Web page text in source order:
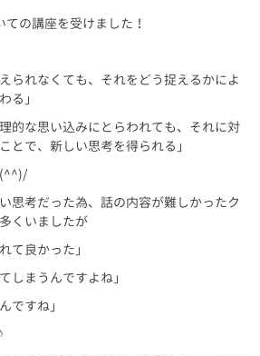
の講座を受けました！
られなくても、それをどう捉えるかによ
る」
的な思い込みにとらわれても、それに対
とで、新しい思考を得られる」
思考だった為、話の内容が難しかったク
くいましたが
て良かった」
しまうんですよね」
ですね」